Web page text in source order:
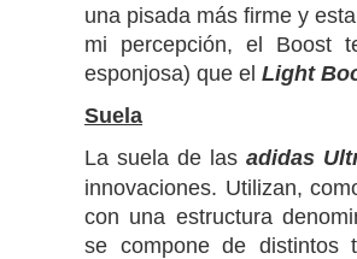
una pisada más firme y
mi percepción, el Boost
esponjosa) que el Light
Suela
La suela de las adidas
innovaciones. Utilizan,
con una estructura
se compone de distintos